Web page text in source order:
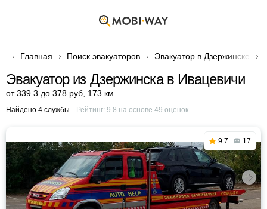
Главная Поиск эвакуаторов Эвакуатор в Дзержинске
Эвакуатор из Дзержинска в Ивацевичи
от 339.3 до 378 руб 173 км
Найдено 4 службы Рейтинг: 9.8 на основе 49 оценок
9.7 17